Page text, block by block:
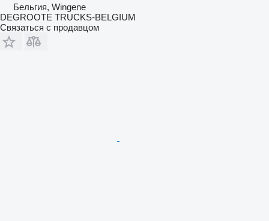
Бельгия, Wingene
DEGROOTE TRUCKS-BELGIUM
Связаться с продавцом